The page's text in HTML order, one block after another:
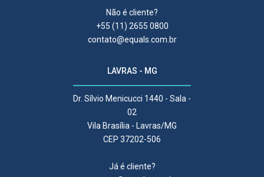
Não é cliente?
+55 (11) 2655 0800
contato@equals.com.br
LAVRAS - MG
Dr. Sílvio Menicucci 1440 - Sala -
02
Vila Brasília - Lavras/MG
CEP 37202-506
Já é cliente?